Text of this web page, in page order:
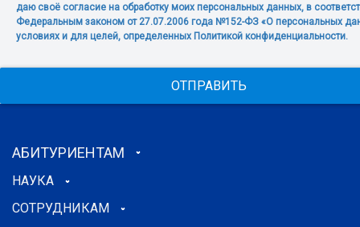
даю своё согласие на обработку моих персональных данных, в
Федеральным законом от 27.07.2006 года №152-ФЗ «О персональных
условиях и для целей, определенных Политикой конфиденциальности.
ОТПРАВИТЬ
АБИТУРИЕНТАМ
НАУКА
СОТРУДНИКАМ